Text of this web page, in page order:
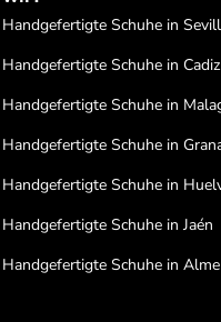
Handgefertigte Schuhe in
Handgefertigte Schuhe in Cadiz
Handgefertigte Schuhe in
Handgefertigte Schuhe in
Handgefertigte Schuhe in
Handgefertigte Schuhe in Jaén
Handgefertigte Schuhe in